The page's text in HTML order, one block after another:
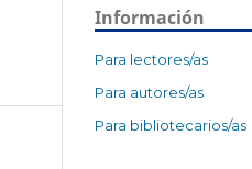
Información
Para lectores/as
Para autores/as
Para bibliotecarios/as